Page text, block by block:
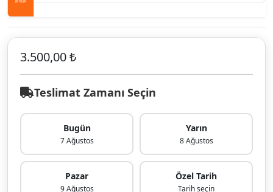
3.500,00 ₺
Teslimat Zamanı Seçin
Bugün
7 Ağustos
Yarın
8 Ağustos
Pazar
9 Ağustos
Özel Tarih
Tarih seçin